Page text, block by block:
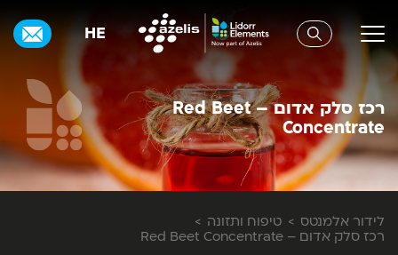
HE
רכז סלק אדום – Red Beet
Concentrate
לידור אלמנטס
טיפוח ותזונה
רכז סלק אדום – Red Beet Concentrate